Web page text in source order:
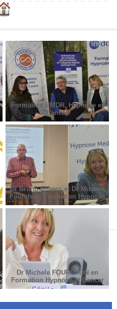
Formation EMDR, Hypnoe et
Cancer
Dr Bruno Suarez et Dr Michèle
Fourchon: Formation Hypnoe
Médicale en Radiodiagnotic et
Radiothérapie.
Dr Michele FOURCHON en
Formation Hypnoe et Cancer